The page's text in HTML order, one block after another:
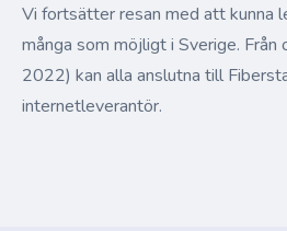
Vi fortsätter resan med att kunna
många som möjligt i Sverige. Från
2022) kan alla anslutna till
internetleverantör.